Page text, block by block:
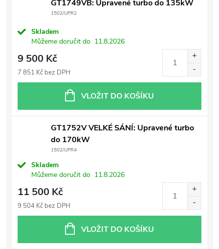
GT1749VB: Upravené turbo do 135kW
1502/UPR2
Skladem
Můžeme doručit do 11.8.2026
9 500 Kč
7 851 Kč bez DPH
VLOŽIT DO KOŠÍKU
GT1752V VELKÉ SÁNÍ: Upravené turbo
do 170kW
1502/UPR4
Skladem
Můžeme doručit do 11.8.2026
11 500 Kč
9 504 Kč bez DPH
VLOŽIT DO KOŠÍKU